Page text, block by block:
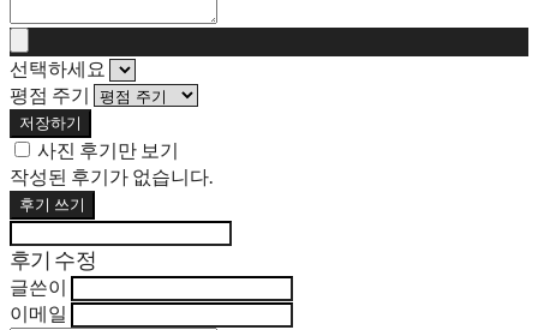
선택하세요
평점 주기
저장하기
사진 후기만 보기
작성된 후기가 없습니다.
후기 쓰기
후기 수정
글쓴이
이메일